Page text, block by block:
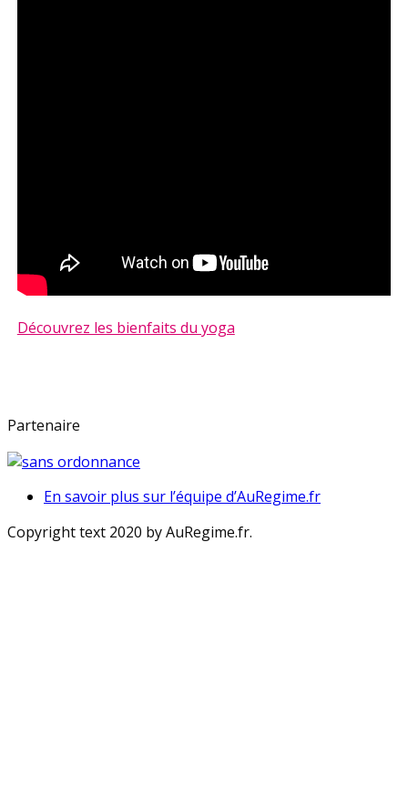
Découvrez les bienfaits du yoga
Partenaire
En savoir plus sur l’équipe d’AuRegime.fr
Copyright text 2020 by AuRegime.fr.